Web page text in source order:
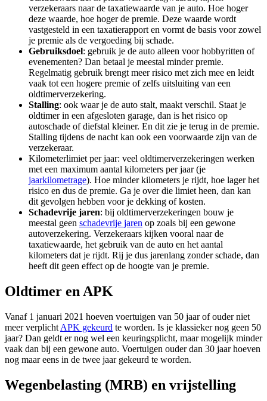
verzekeraars naar de taxatiewaarde van je auto. Hoe hoger
deze waarde, hoe hoger de premie. Deze waarde wordt
vastgesteld in een taxatierapport en vormt de basis voor zowel
je premie als de vergoeding bij schade.
Gebruiksdoel: gebruik je de auto alleen voor hobbyritten of
evenementen? Dan betaal je meestal minder premie.
Regelmatig gebruik brengt meer risico met zich mee en leidt
vaak tot een hogere premie of zelfs uitsluiting van een
oldtimerverzekering.
Stalling: ook waar je de auto stalt, maakt verschil. Staat je
oldtimer in een afgesloten garage, dan is het risico op
autoschade of diefstal kleiner. En dit zie je terug in de premie.
Stalling tijdens de nacht kan ook een voorwaarde zijn van de
verzekeraar.
Kilometerlimiet per jaar: veel oldtimerverzekeringen werken
met een maximum aantal kilometers per jaar (je
jaarkilometrage). Hoe minder kilometers je rijdt, hoe lager het
risico en dus de premie. Ga je over die limiet heen, dan kan
dit gevolgen hebben voor je dekking of kosten.
Schadevrije jaren: bij oldtimerverzekeringen bouw je
meestal geen schadevrije jaren op zoals bij een gewone
autoverzekering. Verzekeraars kijken vooral naar de
taxatiewaarde, het gebruik van de auto en het aantal
kilometers dat je rijdt. Rij je dus jarenlang zonder schade, dan
heeft dit geen effect op de hoogte van je premie.
Oldtimer en APK
Vanaf 1 januari 2021 hoeven voertuigen van 50 jaar of ouder niet
meer verplicht APK gekeurd te worden. Is je klassieker nog geen 50
jaar? Dan geldt er nog wel een keuringsplicht, maar mogelijk minder
vaak dan bij een gewone auto. Voertuigen ouder dan 30 jaar hoeven
nog maar eens in de twee jaar gekeurd te worden.
Wegenbelasting (MRB) en vrijstelling